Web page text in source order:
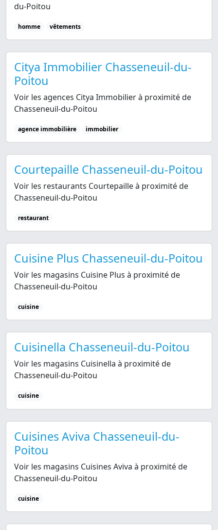
du-Poitou
homme vêtements
Citya Immobilier Chasseneuil-du-
Poitou
Voir les agences Citya Immobilier à proximité de
Chasseneuil-du-Poitou
agence immobilière immobilier
Courtepaille Chasseneuil-du-Poitou
Voir les restaurants Courtepaille à proximité de
Chasseneuil-du-Poitou
restaurant
Cuisine Plus Chasseneuil-du-Poitou
Voir les magasins Cuisine Plus à proximité de
Chasseneuil-du-Poitou
cuisine
Cuisinella Chasseneuil-du-Poitou
Voir les magasins Cuisinella à proximité de
Chasseneuil-du-Poitou
cuisine
Cuisines Aviva Chasseneuil-du-
Poitou
Voir les magasins Cuisines Aviva à proximité de
Chasseneuil-du-Poitou
cuisine